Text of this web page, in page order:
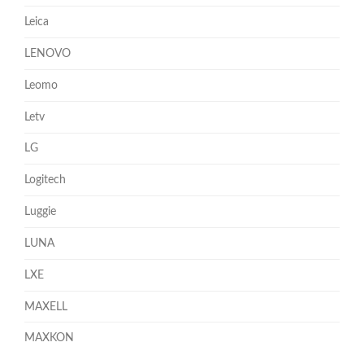
Leica
LENOVO
Leomo
Letv
LG
Logitech
Luggie
LUNA
LXE
MAXELL
MAXKON